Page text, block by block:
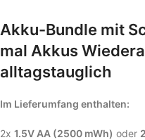
Akku-Bundle mit
mal Akkus
alltagstauglich
Im Lieferumfang enthalten:
2x 1.5V AA (2500 mWh) oder